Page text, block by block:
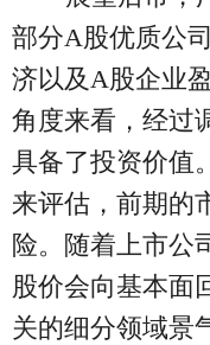
部分A股优质公
济以及A股企业
角度来看，经过
具备了投资价值
来评估，前期的
险。随着上市公
股价会向基本面
关的细分领域景